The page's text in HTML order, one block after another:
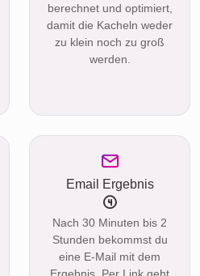
berechnet und optimiert,
damit die Kacheln weder
zu klein noch zu groß
werden.
Email Ergebnis
Nach 30 Minuten bis 2
Stunden bekommst du
eine E-Mail mit dem
Ergebnis. Per Link geht